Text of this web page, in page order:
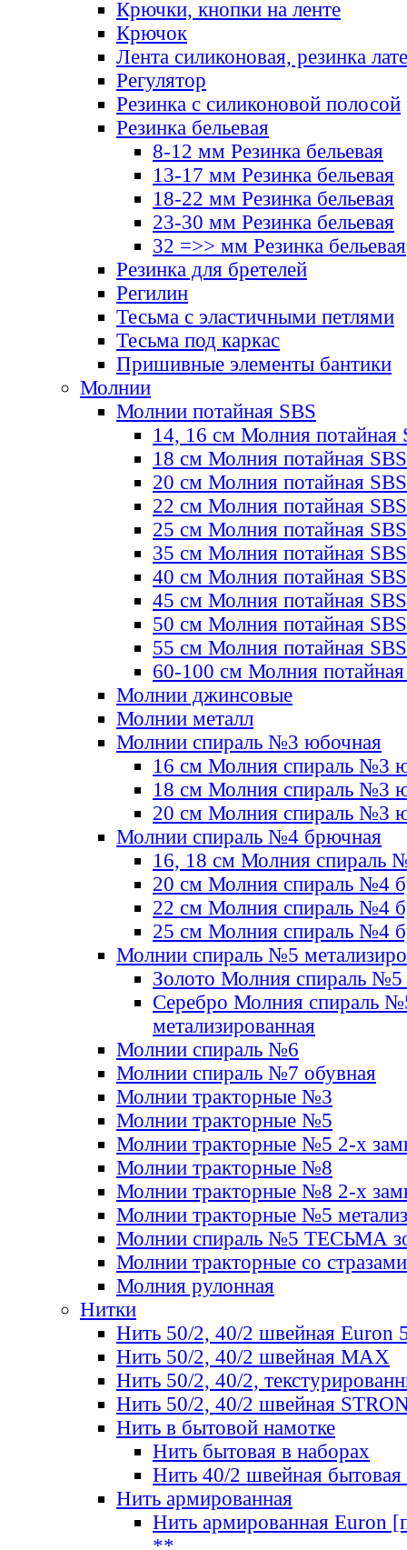
Крючки, кнопки на ленте
Крючок
Лента силиконовая, резинка
Регулятор
Резинка с силиконовой полосой
Резинка бельевая
8-12 мм Резинка бельевая
13-17 мм Резинка бельевая
18-22 мм Резинка бельевая
23-30 мм Резинка бельевая
32 =>> мм Резинка бельевая
Резинка для бретелей
Регилин
Тесьма с эластичными петлями
Тесьма под каркас
Пришивные элементы бантики
Молнии
Молнии потайная SBS
14, 16 см Молния потайная
18 см Молния потайная SBS
20 см Молния потайная SBS
22 см Молния потайная SBS
25 см Молния потайная SBS
35 см Молния потайная SBS
40 см Молния потайная SBS
45 см Молния потайная SBS
50 см Молния потайная SBS
55 см Молния потайная SBS
60-100 см Молния
Молнии джинсовые
Молнии металл
Молнии спираль №3 юбочная
16 см Молния спираль №3
18 см Молния спираль №3
20 см Молния спираль №3
Молнии спираль №4 брючная
16, 18 см Молния спираль
20 см Молния спираль №4
22 см Молния спираль №4
25 см Молния спираль №4
Молнии спираль №5
Золото Молния спираль №5
Серебро Молния спираль
метализированная
Молнии спираль №6
Молнии спираль №7 обувная
Молнии тракторные №3
Молнии тракторные №5
Молнии тракторные №5 2-х
Молнии тракторные №8
Молнии тракторные №8 2-х
Молнии тракторные №5
Молнии спираль №5 ТЕСЬМА
Молнии тракторные со стразами
Молния рулонная
Нитки
Нить 50/2, 40/2 швейная Euron
Нить 50/2, 40/2 швейная МАХ
Нить 50/2, 40/2,
Нить 50/2, 40/2 швейная
Нить в бытовой намотке
Нить бытовая в наборах
Нить 40/2 швейная бытовая
Нить армированная
Нить армированная Euron